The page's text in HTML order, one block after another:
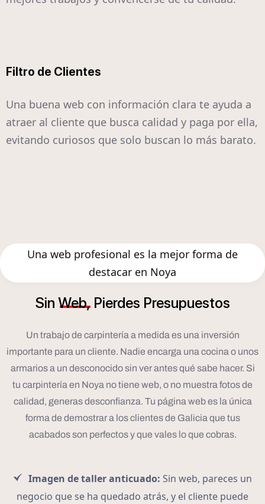
Filtro de Clientes
Una buena web con información clara te ayuda a
atraer al cliente que busca calidad y paga por ella,
evitando curiosos que solo buscan lo más barato.
Una web profesional es la mejor forma de
destacar en Noya
Sin Web, Pierdes Presupuestos
Un trabajo de carpintería a medida es una inversión
importante para un cliente. Nadie encarga una cocina o unos
armarios a un desconocido sin ver antes qué sabe hacer. Si
tu carpintería en Noya no tiene web, o no muestra fotos de
calidad, generas desconfianza. Tu página web es la única
forma de demostrar a los clientes de Galicia que tus
acabados son perfectos y que vales lo que cobras.
Imagen de taller anticuado: Sin web, pareces un
negocio que se ha quedado atrás, y el cliente puede